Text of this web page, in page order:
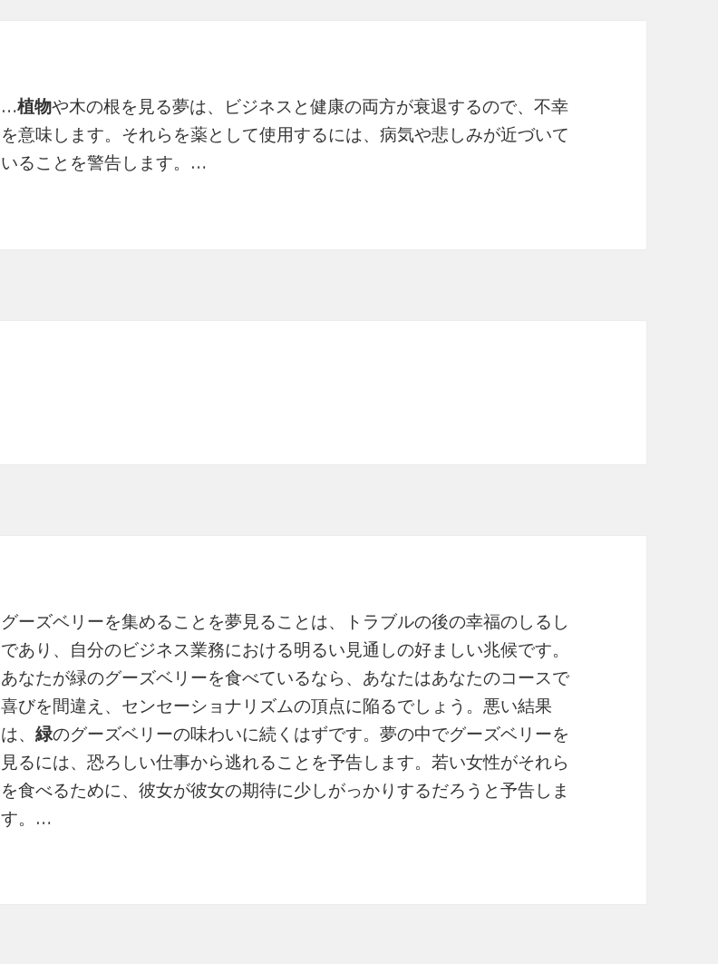
…植物や木の根を見る夢は、ビジネスと健康の両方が衰退するので、不幸
を意味します。それらを薬として使用するには、病気や悲しみが近づいて
いることを警告します。…
グーズベリーを集めることを夢見ることは、トラブルの後の幸福のしるし
であり、自分のビジネス業務における明るい見通しの好ましい兆候です。
あなたが緑のグーズベリーを食べているなら、あなたはあなたのコースで
喜びを間違え、センセーショナリズムの頂点に陥るでしょう。悪い結果
は、緑のグーズベリーの味わいに続くはずです。夢の中でグーズベリーを
見るには、恐ろしい仕事から逃れることを予告します。若い女性がそれら
を食べるために、彼女が彼女の期待に少しがっかりするだろうと予告しま
す。…